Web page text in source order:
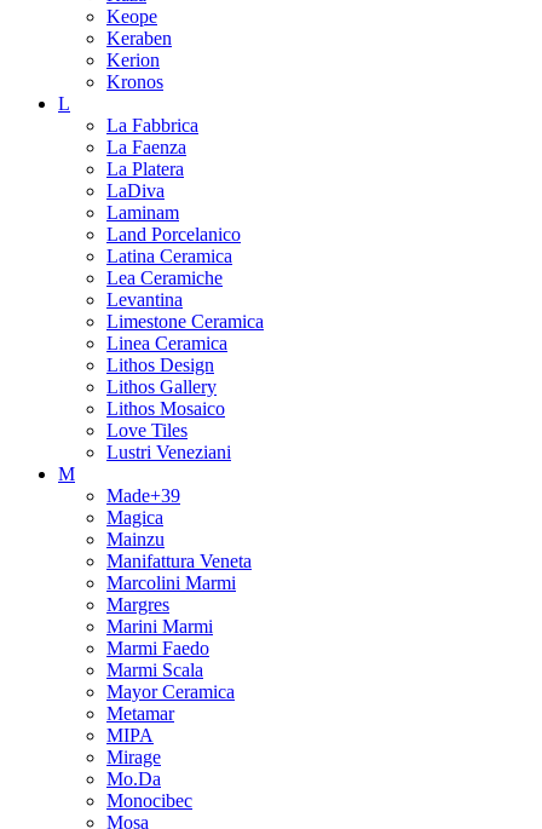
Keope
Keraben
Kerion
Kronos
L
La Fabbrica
La Faenza
La Platera
LaDiva
Laminam
Land Porcelanico
Latina Ceramica
Lea Ceramiche
Levantina
Limestone Ceramica
Linea Ceramica
Lithos Design
Lithos Gallery
Lithos Mosaico
Love Tiles
Lustri Veneziani
M
Made+39
Magica
Mainzu
Manifattura Veneta
Marcolini Marmi
Margres
Marini Marmi
Marmi Faedo
Marmi Scala
Mayor Ceramica
Metamar
MIPA
Mirage
Mo.Da
Monocibec
Mosa